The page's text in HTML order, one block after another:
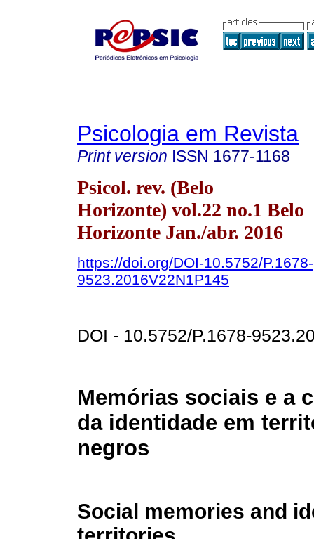
Psicologia em Revista
Print version ISSN 1677-1168
Psicol. rev. (Belo
Horizonte) vol.22 no.1 Belo
Horizonte Jan./abr. 2016
https://doi.org/DOI-10.5752/P.1678-
9523.2016V22N1P145
DOI - 10.5752/P.1678-
Memórias sociais e a
da identidade em
negros
Social memories and